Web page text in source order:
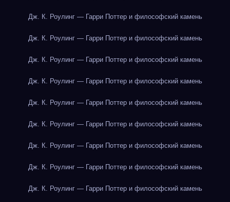
Дж. К. Роулинг — Гарри Поттер и философский камень
Дж. К. Роулинг — Гарри Поттер и философский камень
Дж. К. Роулинг — Гарри Поттер и философский камень
Дж. К. Роулинг — Гарри Поттер и философский камень
Дж. К. Роулинг — Гарри Поттер и философский камень
Дж. К. Роулинг — Гарри Поттер и философский камень
Дж. К. Роулинг — Гарри Поттер и философский камень
Дж. К. Роулинг — Гарри Поттер и философский камень
Дж. К. Роулинг — Гарри Поттер и философский камень